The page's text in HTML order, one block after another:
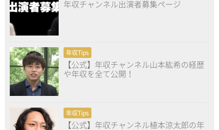
年収チャンネル出演者募集ページ
年収Tips
【公式】年収チャンネル山本紘希の経歴
や年収を全て公開！
年収Tips
【公式】年収チャンネル植本涼太郎の年